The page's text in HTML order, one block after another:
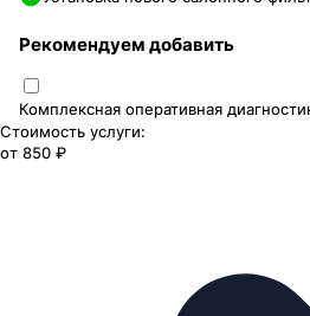
Рекомендуем добавить
Комплексная оперативная
Стоимость услуги:
от 850 ₽